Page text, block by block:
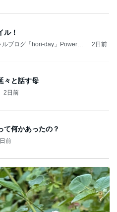
ル！
ブログ「hori-day」Powered
2日前
々と話す母
2日前
て何かあったの？
前